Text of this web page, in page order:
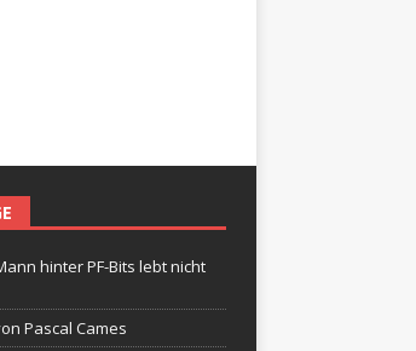
hinter PF-Bits lebt nicht
Pascal Cames